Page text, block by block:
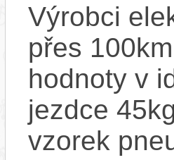
Výrobci
přes
hodnoty v
jezdce
vzorek